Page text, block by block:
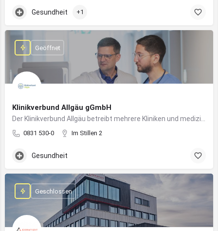
Gesundheit +1
Klinikverbund Allgäu gGmbH
0831 530-0 Im Stillen 2
Geöffnet
Gesundheit
Geschlossen